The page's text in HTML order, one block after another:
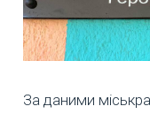
За даними